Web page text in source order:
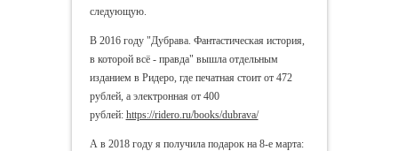
следующую.
В 2016 году "Дубрава. Фантастическая история,
в которой всё - правда" вышла отдельным
изданием в Ридеро, где печатная стоит от 472
рублей, а электронная от 400
рублей: https://ridero.ru/books/dubrava/
А в 2018 году я получила подарок на 8-е марта: